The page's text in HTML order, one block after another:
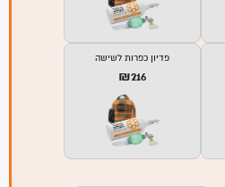
₪216
פדיון כפרות לשישה